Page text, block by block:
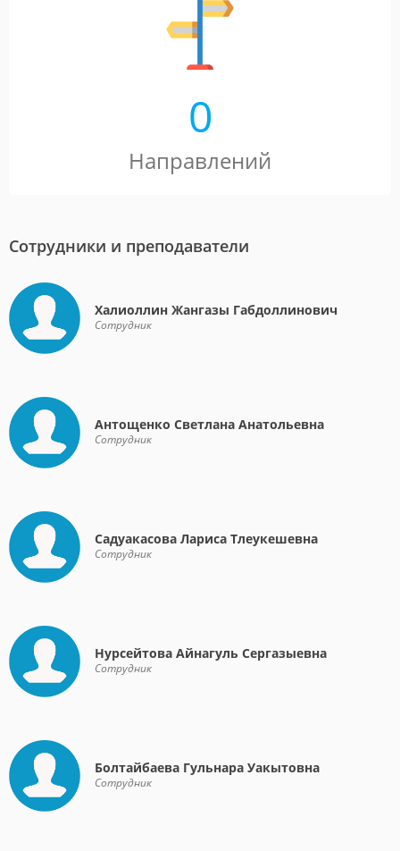
0
Направлений
Сотрудники и преподаватели
Халиоллин Жангазы Габдоллинович
Сотрудник
Антощенко Светлана Анатольевна
Сотрудник
Садуакасова Лариса Тлеукешевна
Сотрудник
Нурсейтова Айнагуль Сергазыевна
Сотрудник
Болтайбаева Гульнара Уакытовна
Сотрудник